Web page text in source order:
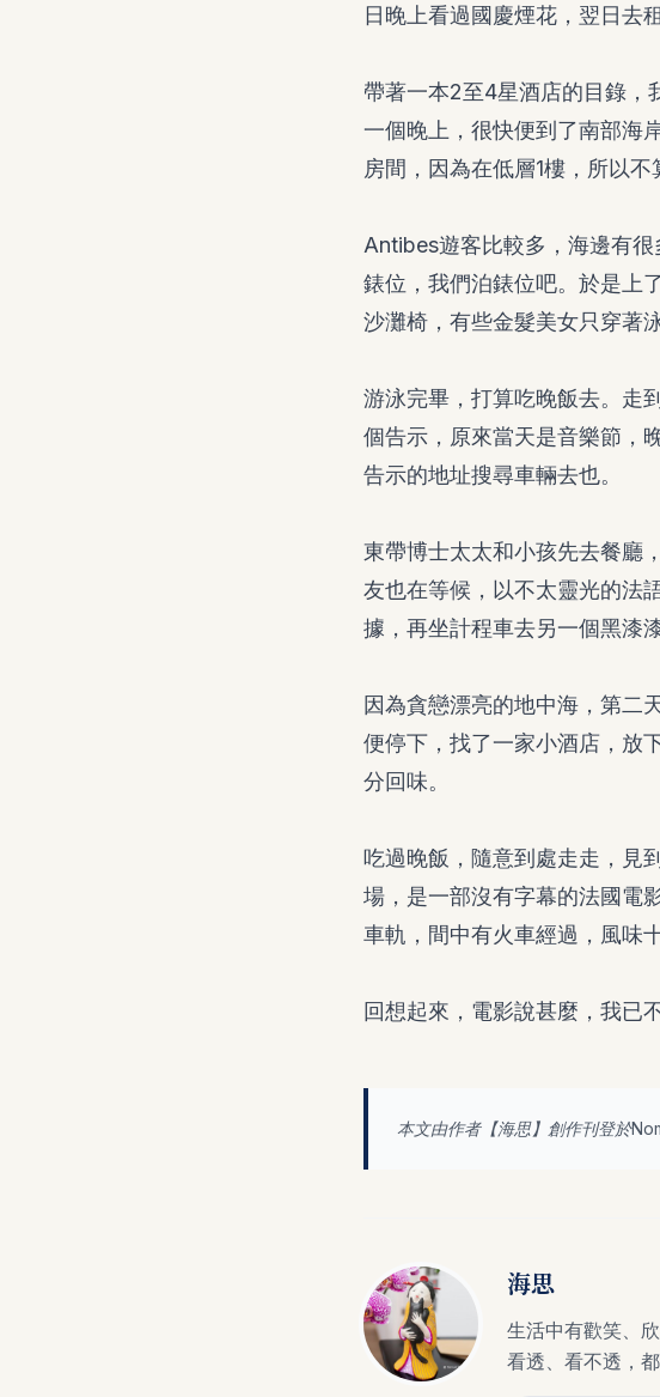
日晚上看過國慶煙花，翌日去
帶著一本2至4星酒店的目錄，
一個晚上，很快便到了南部海
房間，因為在低層1樓，所以不
Antibes遊客比較多，海邊有
錶位，我們泊錶位吧。於是上
沙灘椅，有些金髮美女只穿著
游泳完畢，打算吃晚飯去。走
個告示，原來當天是音樂節，
告示的地址搜尋車輛去也。
東帶博士太太和小孩先去餐廳
友也在等候，以不太靈光的法
據，再坐計程車去另一個黑漆
因為貪戀漂亮的地中海，第二
便停下，找了一家小酒店，放
分回味。
吃過晚飯，隨意到處走走，見
場，是一部沒有字幕的法國電
車軌，間中有火車經過，風味十
回想起來，電影說甚麼，我已
本文由作者【海思】創作刊登於
海思
生活中有歡笑、
看透、看不透，